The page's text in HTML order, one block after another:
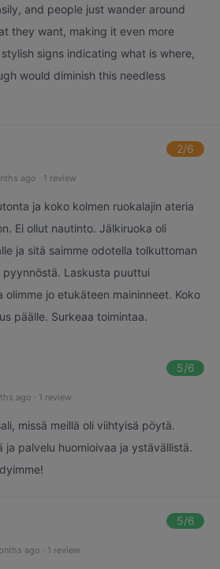
and people just wander around
they want, making it even more
signs indicating what is where,
would diminish this needless
2/6
ago · 1 review
ja koko kolmen ruokalajin ateria
Ei ollut nautinto. Jälkiruoka oli
ja sitä saimme odotella tolkuttoman
pyynnöstä. Laskusta puuttui
olimme jo etukäteen maininneet. Koko
päälle. Surkeaa toimintaa.
5/6
ago · 1 review
missä meillä oli viihtyisä pöytä.
ja palvelu huomioivaa ja ystävällistä.
5/6
ago · 1 review